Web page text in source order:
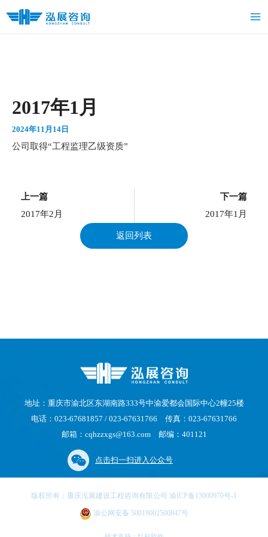
2017年1月
2024年11月14日
公司取得“工程监理乙级资质”
上一篇
2017年2月
下一篇
2017年1月
返回列表
地址：重庆市渝北区东湖南路333号中渝爱都会国际中心2幢25楼
电话：023-67681857 / 023-67631766 传真：023-67631766
邮箱：cqhzzxgs@163.com 邮编：401121
点击扫一扫进入公众号
版权所有：重庆泓展建设工程咨询有限公司 渝ICP备13000970号-1
渝公网安备 50019002500847号